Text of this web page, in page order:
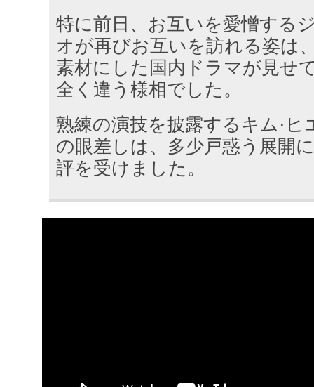
特に前日、お互いを愛憎する
オが再びお互いを訪れる姿は
素材にした国内ドラマが見せ
全く違う様相でした。
熟練の演技を披露するキム·ヒ
の眼差しは、多少戸惑う展開
評を受けました。